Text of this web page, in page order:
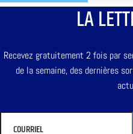
LA
Recevez gratuitement 2 fois par
de la semaine, des dernières